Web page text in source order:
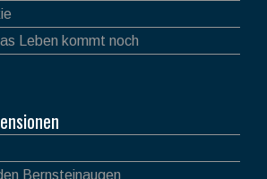
Leben kommt noch
Bernsteinaugen